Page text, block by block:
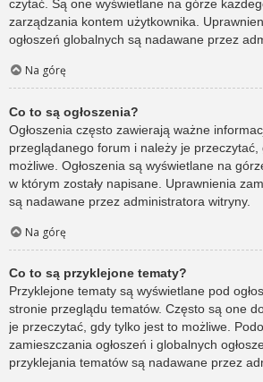
czytać. Są one wyświetlane na górze
zarządzania kontem użytkownika.
ogłoszeń globalnych są nadawane przez
Na górę
Co to są ogłoszenia?
Ogłoszenia często zawierają ważne
przeglądanego forum i należy je przeczytać,
możliwe. Ogłoszenia są wyświetlane na
w którym zostały napisane. Uprawnienia
są nadawane przez administratora witryny.
Na górę
Co to są przyklejone tematy?
Przyklejone tematy są wyświetlane pod
stronie przeglądu tematów. Często są one
je przeczytać, gdy tylko jest to możliwe.
zamieszczania ogłoszeń i globalnych
przyklejania tematów są nadawane przez